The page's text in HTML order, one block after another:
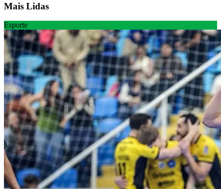
Mais Lidas
Esporte